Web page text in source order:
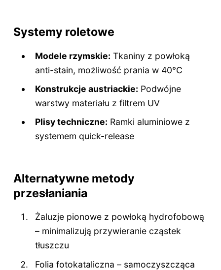
Systemy roletowe
Modele rzymskie: Tkaniny z powłoką
anti-stain, możliwość prania w 40°C
Konstrukcje austriackie: Podwójne
warstwy materiału z filtrem UV
Plisy techniczne: Ramki aluminiowe z
systemem quick-release
Alternatywne metody
przesłaniania
Żaluzje pionowe z powłoką hydrofobową
– minimalizują przywieranie cząstek
tłuszczu
Folia fotokataliczna – samoczyszcząca